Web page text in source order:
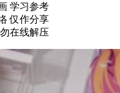
学习参考
仅作分享
在线解压